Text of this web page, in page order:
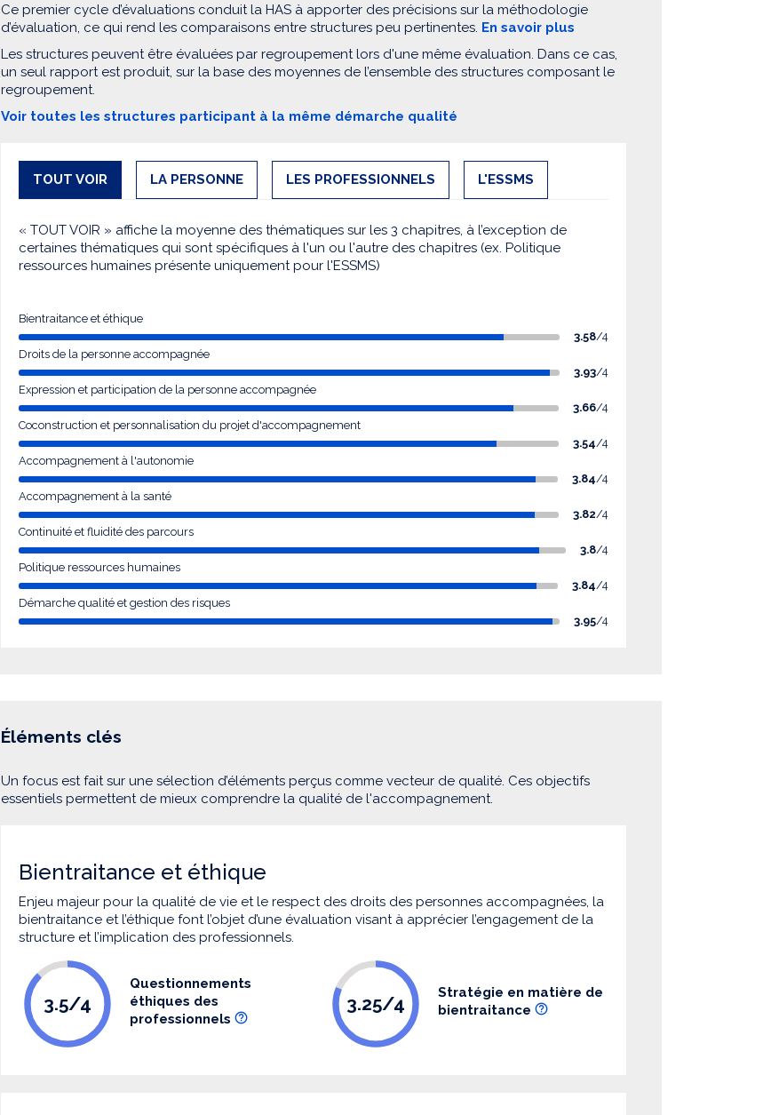
Ce premier cycle d’évaluations conduit la HAS à apporter des précisions sur la méthodologie
d’évaluation, ce qui rend les comparaisons entre structures peu pertinentes. En savoir plus
Les structures peuvent être évaluées par regroupement lors d'une même évaluation. Dans ce cas,
un seul rapport est produit, sur la base des moyennes de l’ensemble des structures composant le
regroupement.
Voir toutes les structures participant à la même démarche qualité
TOUT VOIR LA PERSONNE LES PROFESSIONNELS L'ESSMS
« TOUT VOIR » affiche la moyenne des thématiques sur les 3 chapitres, à l’exception de
certaines thématiques qui sont spécifiques à l'un ou l'autre des chapitres (ex. Politique
ressources humaines présente uniquement pour l'ESSMS)
Bientraitance et éthique
3.58/4
Droits de la personne accompagnée
3.93/4
Expression et participation de la personne accompagnée
3.66/4
Coconstruction et personnalisation du projet d'accompagnement
3.54/4
Accompagnement à l'autonomie
3.84/4
Accompagnement à la santé
3.82/4
Continuité et fluidité des parcours
3.8/4
Politique ressources humaines
3.84/4
Démarche qualité et gestion des risques
3.95/4
Éléments clés
Un focus est fait sur une sélection d’éléments perçus comme vecteur de qualité. Ces objectifs
essentiels permettent de mieux comprendre la qualité de l'accompagnement.
Bientraitance et éthique
Enjeu majeur pour la qualité de vie et le respect des droits des personnes accompagnées, la
bientraitance et l’éthique font l’objet d’une évaluation visant à apprécier l’engagement de la
structure et l’implication des professionnels.
3.5/4
Questionnements
éthiques des
professionnels
3.25/4
Stratégie en matière de
bientraitance